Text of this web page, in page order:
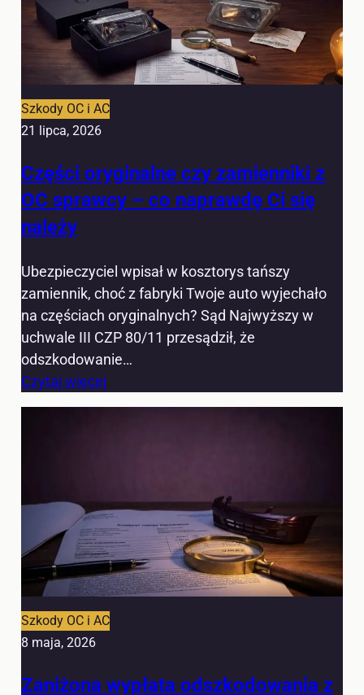
Szkody OC i AC
21 lipca, 2026
Części oryginalne czy zamienniki z
OC sprawcy – co naprawdę Ci się
należy
Ubezpieczyciel wpisał w kosztorys tańszy
zamiennik, choć z fabryki Twoje auto wyjechało
na częściach oryginalnych? Sąd Najwyższy w
uchwale III CZP 80/11 przesądził, że
odszkodowanie…
Czytaj więcej
Szkody OC i AC
8 maja, 2026
Zaniżona wypłata odszkodowania z